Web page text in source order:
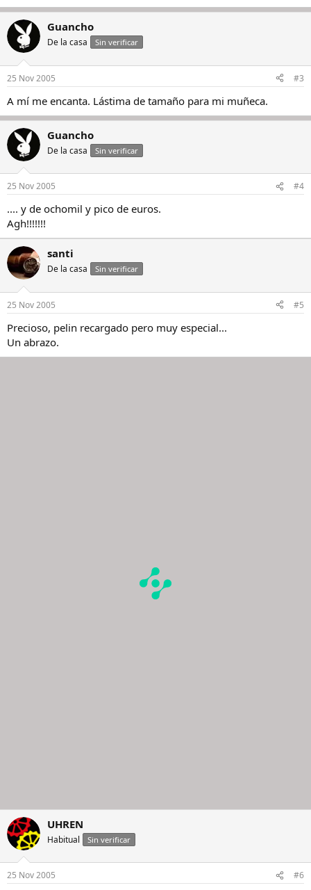
Guancho
De la casa Sin verificar
25 Nov 2005 #3
A mí me encanta. Lástima de tamaño para mi muñeca.
Guancho
De la casa Sin verificar
25 Nov 2005 #4
.... y de ochomil y pico de euros.
Agh!!!!!!!
santi
De la casa Sin verificar
25 Nov 2005 #5
Precioso, pelin recargado pero muy especial...
Un abrazo.
UHREN
Habitual Sin verificar
25 Nov 2005 #6